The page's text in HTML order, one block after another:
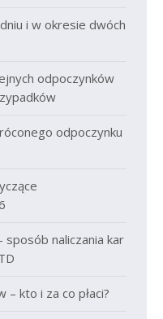
i w okresie dwóch
odpoczynków
odpoczynku
sposób naliczania kar
kto i za co płaci?